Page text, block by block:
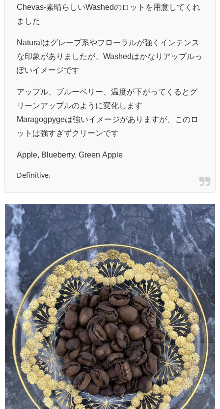
Chevas-素晴らしいWashedのロットを用意してくれ
ました
Naturalはグレープ系やフローラルが強くインテンス
な印象がありましたが、Washedはかなりアップルっ
ぽいイメージです
アップル、ブルーベリー、温度が下がってくるとグ
リーンアップルのように変化します
Maragogpygeは強いイメージがありますが、このロ
ットは強すぎずクリーンです
Apple, Blueberry, Green Apple
Definitive.